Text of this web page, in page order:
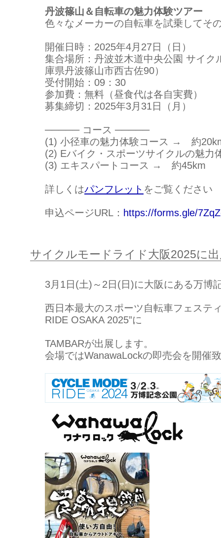
丹波篠山＆自転車の魅力体験ツアー
色々なメーカーの自転車を試乗してそ
開催日時：2025年4月27日（日）
集合場所：丹波並木道中央公園 サイク
庫県丹波篠山市西古佐90）
受付開始：09：30
参加費：無料（昼食代は各自実費）
募集締切：2025年3月31日（月）
───── コース ─────
(1) 小径車の魅力体験コース → 約
(2) Eバイク・スポーツサイクルの魅
(3) エキスパートコース → 約45km
詳しくはパンフレット をご覧ください
申込ページURL： https://forms.gle/
サイクルモードライド大阪2025に
3月1日(土)～2日(日)に大阪にある万博
西日本最大のスポーツ自転車フェステ
RIDE OSAKA 2025”に
TAMBARが出展します。
会場ではWanawaLockの即売会を開催